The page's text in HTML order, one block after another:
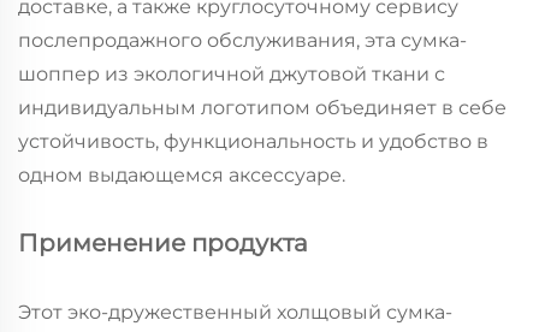
доставке, а также круглосуточному сервису
послепродажного обслуживания, эта сумка-
шоппер из экологичной джутовой ткани с
индивидуальным логотипом объединяет в себе
устойчивость, функциональность и удобство в
одном выдающемся аксессуаре.
Применение продукта
Этот эко-дружественный холщовый сумка-